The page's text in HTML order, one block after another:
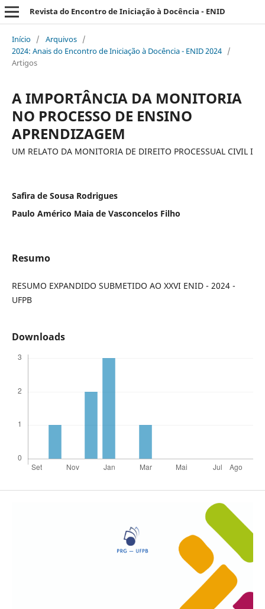
Revista do Encontro de Iniciação à Docência - ENID
Início / Arquivos /
2024: Anais do Encontro de Iniciação à Docência - ENID 2024 /
Artigos
A IMPORTÂNCIA DA MONITORIA
NO PROCESSO DE ENSINO
APRENDIZAGEM
UM RELATO DA MONITORIA DE DIREITO PROCESSUAL CIVIL I
Safira de Sousa Rodrigues
Paulo Américo Maia de Vasconcelos Filho
Resumo
RESUMO EXPANDIDO SUBMETIDO AO XXVI ENID - 2024 -
UFPB
Downloads